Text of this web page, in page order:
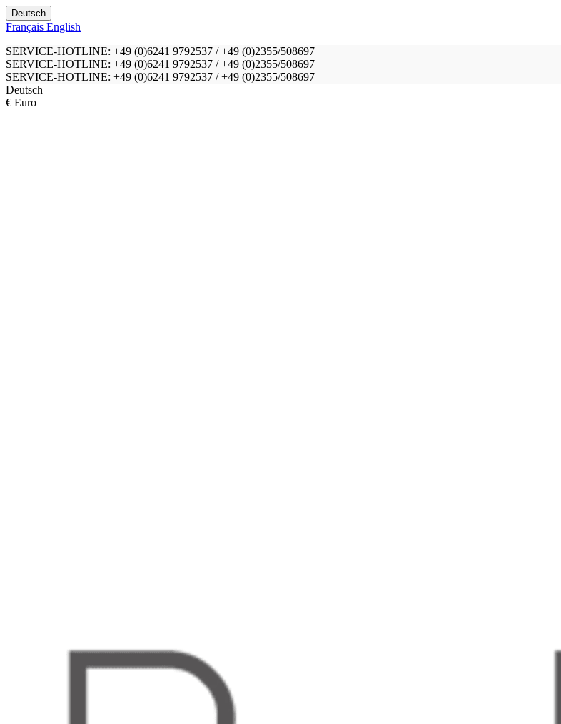
Deutsch
Français English
SERVICE-HOTLINE: +49 (0)6241 9792537 / +49 (0)2355/508697
SERVICE-HOTLINE: +49 (0)6241 9792537 / +49 (0)2355/508697
SERVICE-HOTLINE: +49 (0)6241 9792537 / +49 (0)2355/508697
Deutsch
€ Euro